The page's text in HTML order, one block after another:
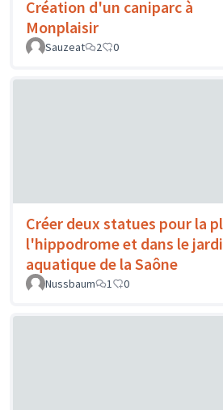
Création d'un caniparc à
Monplaisir
Sauzeat
2 0
Créer deux statues pour la
l'hippodrome et dans le
aquatique de la Saône
Nussbaum 1 0